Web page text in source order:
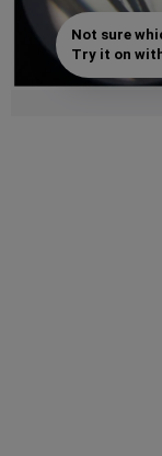
Not sure
Try it on